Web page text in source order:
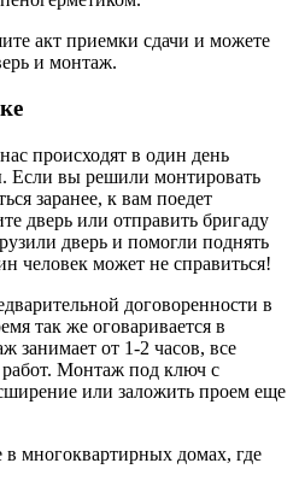
акт приемки сдачи и можете
и монтаж.
происходят в один день
Если вы решили монтировать
заранее, к вам поедет
дверь или отправить бригаду
дверь и помогли поднять
человек может не справиться!
договоренности в
так же оговаривается в
занимает от 1-2 часов, все
работ. Монтаж под ключ с
или заложить проем еще
многоквартирных домах, где